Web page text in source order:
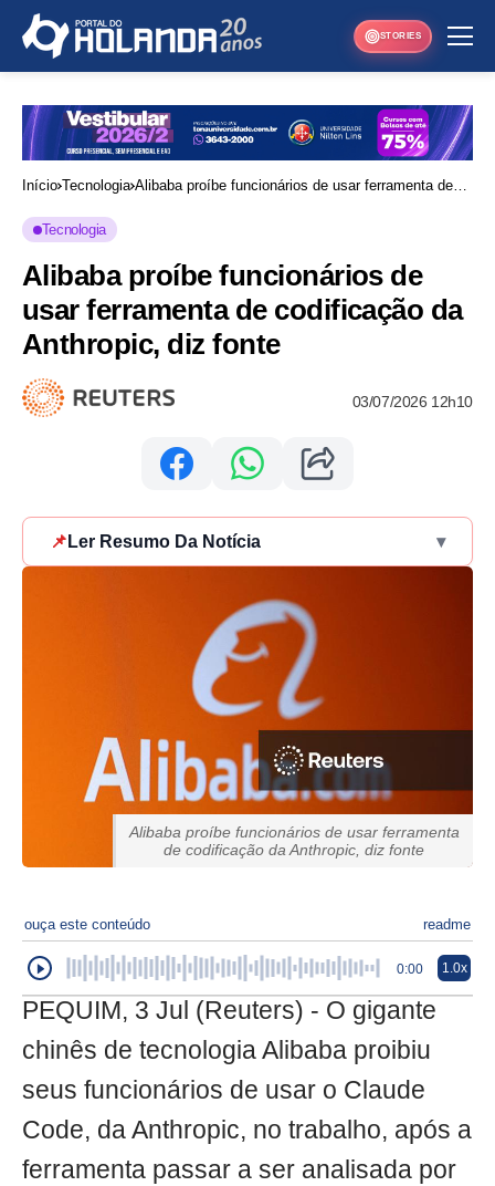
STORIES
Início Tecnologia Alibaba proíbe funcionários de usar ferramenta de
Tecnologia
Alibaba proíbe funcionários de
usar ferramenta de codificação da
Anthropic, diz fonte
03/07/2026 12h10
📌 Ler Resumo Da Notícia ▾
Alibaba proíbe funcionários de usar ferramenta
de codificação da Anthropic, diz fonte
ouça este conteúdo readme
0:00 1.0x
PEQUIM, 3 Jul (Reuters) - O gigante
chinês de tecnologia Alibaba proibiu
seus funcionários de usar o Claude
Code, da Anthropic, no trabalho, após a
ferramenta passar a ser analisada por